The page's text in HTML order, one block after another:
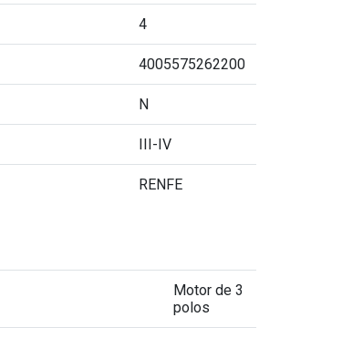
4
4005575262200
N
III-IV
RENFE
Motor de 3
polos